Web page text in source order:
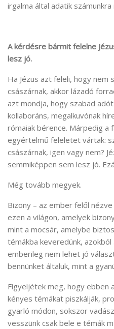
irgalma által adatik számunkra
A kérdésre bármit felelne
lesz jó.
Ha Jézus azt feleli, hogy nem
császárnak, akkor lázadó
azt mondja, hogy szabad
kollaboráns, megalkuvónak
rómaiak bérence. Márpedig
egyértelmű feleletet vártak:
császárnak, igen vagy nem?
semmiképpen sem lesz jó.
Még tovább megyek.
Bizony – az ember felől
ezen a világon, amelyek
mint a mocsár, amelybe
témákba keveredünk,
emberileg nem lehet jó
bennünket általuk, mint a
Figyeljétek meg, hogy ebben
kényes témákat piszkálják,
gyarló módon, sokszor
vesszünk csak bele e témák